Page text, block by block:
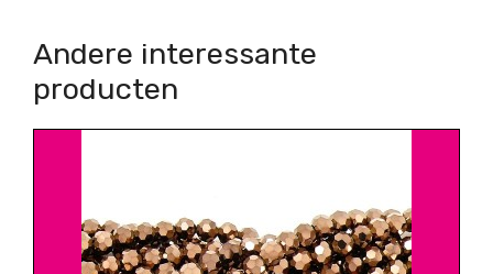
Andere interessante
producten